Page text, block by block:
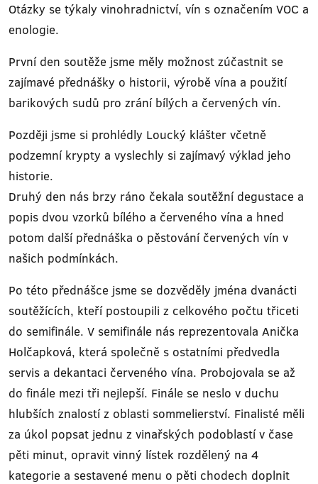
Otázky se týkaly vinohradnictví, vín s označením VOC a
enologie.
První den soutěže jsme měly možnost zúčastnit se
zajímavé přednášky o historii, výrobě vína a použití
barikových sudů pro zrání bílých a červených vín.
Později jsme si prohlédly Loucký klášter včetně
podzemní krypty a vyslechly si zajímavý výklad jeho
historie.
Druhý den nás brzy ráno čekala soutěžní degustace a
popis dvou vzorků bílého a červeného vína a hned
potom další přednáška o pěstování červených vín v
našich podmínkách.
Po této přednášce jsme se dozvěděly jména dvanácti
soutěžících, kteří postoupili z celkového počtu třiceti
do semifinále. V semifinále nás reprezentovala Anička
Holčapková, která společně s ostatními předvedla
servis a dekantaci červeného vína. Probojovala se až
do finále mezi tři nejlepší. Finále se neslo v duchu
hlubších znalostí z oblasti sommelierství. Finalisté měli
za úkol popsat jednu z vinařských podoblastí v čase
pěti minut, opravit vinný lístek rozdělený na 4
kategorie a sestavené menu o pěti chodech doplnit